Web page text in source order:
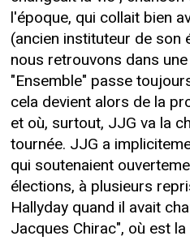
l'époque, qui collait bien
(ancien instituteur de son
nous retrouvons dans
"Ensemble" passe
cela devient alors de la
et où, surtout, JJG va la
tournée. JJG a
qui soutenaient
élections, à plusieurs
Hallyday quand il avait
Jacques Chirac", où est